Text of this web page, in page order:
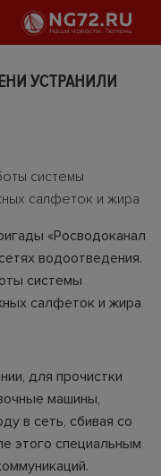
УСТРАНИЛИ
системы
салфеток и жира
«Росводоканал
водоотведения.
системы
салфеток и жира
для прочистки
машины,
в сеть, сбивая со
этого специальным